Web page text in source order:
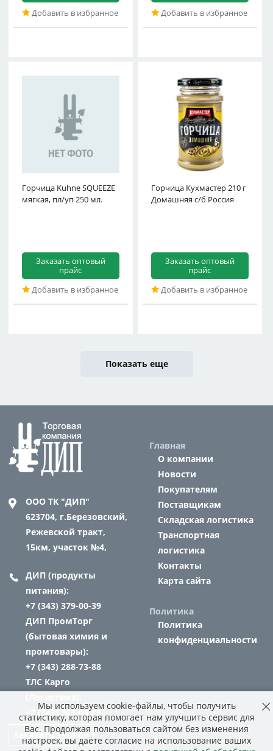
Добавить в избранное
Добавить в избранное
Горчица Kuhne SQUEEZE
мягкая, пл/уп 250 мл.
Заказать оптовый
прайс
Добавить в избранное
Горчица Кухмастер 210 г
Домашняя с/б Россия
Заказать оптовый
прайс
Добавить в избранное
Показать еще
ООО ТК "ДИП"
623704, г.Березовский,
Режевской тракт,
15км, участок №4,
ДИП (продукты
питания):
+7 (343) 379-00-39
ДИП ПромТорг
(бытовая химия и
промтовары):
+7 (343) 288-73-88
ТЛС Карго
+7 (343) 363-04-89
Заказать звонок
Главная
О компании
Новости
Покупателям
Поставщикам
Складская логистика
Транспортная
логистика
Контакты
Карта сайта
Политика
Политика
конфиденциальности
Мы используем cookie-файлы, чтобы получить
статистику, которая помогает нам улучшить сервис для
Вас. Продолжая пользоваться сайтом без изменения
настроек, вы даёте согласие на использование ваших